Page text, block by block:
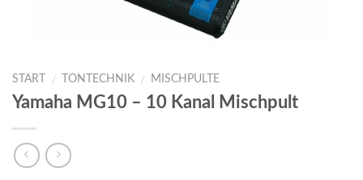
START / TONTECHNIK / MISCHPULTE
Yamaha MG10 – 10 Kanal Mischpult